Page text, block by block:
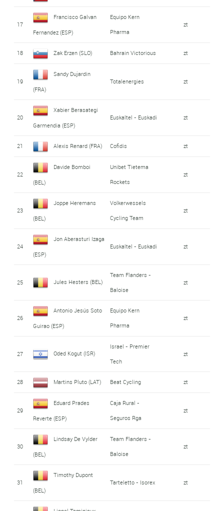
17
Francisco Galvan
Fernandez (ESP)
Equipo Kern
Pharma
zt
18 Zak Erzen (SLO) Bahrain Victorious zt
19
Sandy Dujardin
(FRA)
Totalenergies zt
20
Xabier Berasategi
Garmendia (ESP)
Euskaltel - Euskadi zt
21 Alexis Renard (FRA) Cofidis zt
22
Davide Bomboi
(BEL)
Unibet Tietema
Rockets
zt
23
Joppe Heremans
(BEL)
Volkerwessels
Cycling Team
zt
24
Jon Aberasturi Izaga
(ESP)
Euskaltel - Euskadi zt
25 Jules Hesters (BEL)
Team Flanders -
Baloise
zt
26
Antonio Jesús Soto
Guirao (ESP)
Equipo Kern
Pharma
zt
27 Oded Kogut (ISR)
Israel - Premier
Tech
zt
28 Martins Pluto (LAT) Beat Cycling zt
29
Eduard Prades
Reverte (ESP)
Caja Rural -
Seguros Rga
zt
30
Lindsay De Vylder
(BEL)
Team Flanders -
Baloise
zt
31
Timothy Dupont
(BEL)
Tarteletto - Isorex zt